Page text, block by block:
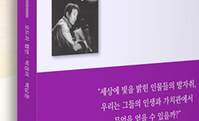
: 20~30대(1947~1967)
독서
작된 비극